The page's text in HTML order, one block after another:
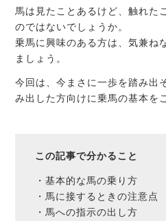
馬は見たことあるけど、触れた
のではないでしょうか。
乗馬に興味のある方は、気兼ね
ましょう。
今回は、今まさに一歩を踏み出
み出した方向けに乗馬の基本を
この記事で分かること
・基本的な馬の乗り方
・馬に接するときの注意点
・馬への指示の出し方